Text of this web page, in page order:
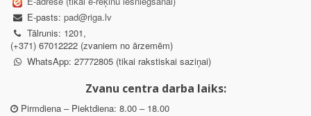
E-pasts: pad@riga.lv
Tālrunis: 1201,
(+371) 67012222 (zvaniem no ārzemēm)
WhatsApp: 27772805 (tikai rakstiskai saziņai)
Zvanu centra darba laiks:
Pirmdiena – Piektdiena: 8.00 – 18.00